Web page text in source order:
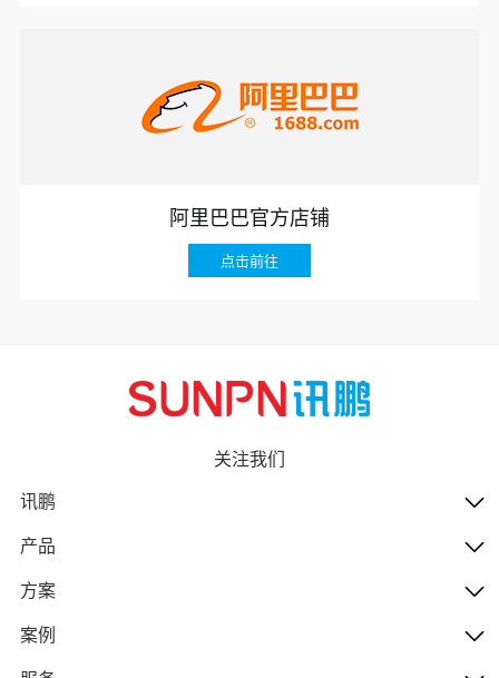
阿里巴巴官方店铺
点击前往
关注我们
讯鹏
产品
方案
案例